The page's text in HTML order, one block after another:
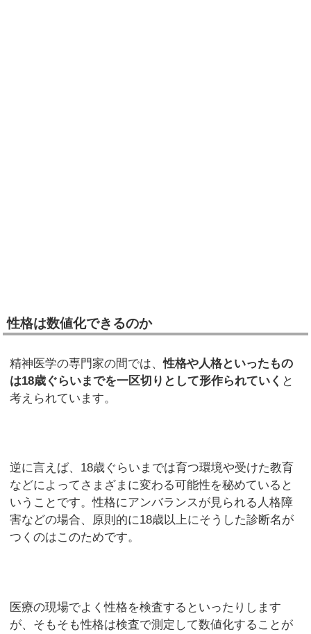
性格は数値化できるのか
精神医学の専門家の間では、性格や人格といったもの
は18歳ぐらいまでを一区切り として形作られていく と
考えられています。
逆に言えば、18歳ぐらいまでは育つ環境や受けた教育
などによってさまざまに変わる可能性を秘めていると
いうことです。性格にアンバランスが見られる人格障
害などの場合、原則的に18歳以上にそうした診断名が
つくのはこのためです。
医療の現場でよく性格を検査するといったりします
が、そもそも性格は検査で測定して数値化することが